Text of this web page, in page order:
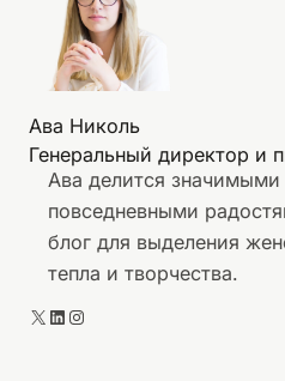
в
а
а
я
»
с
т
й
н
о
с
т
Ава Николь
Генеральный директор и
Ава делится
повседневными
блог для выделения
тепла и творчества.
X LinkedIn Instagram